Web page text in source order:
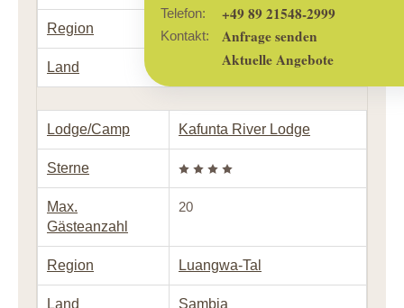
Telefon: +49 89 21548-2999
Kontakt:
Anfrage senden
Aktuelle Angebote
Region Livingstone
Land Sambia
Lodge/Camp Kafunta River Lodge
Sterne
Max.
Gästeanzahl
20
Region Luangwa-Tal
Land Sambia